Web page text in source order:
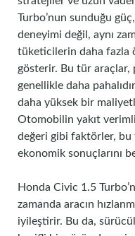
Turbo’nun sunduğu
deneyimi değil, aynı
tüketicilerin daha fazla
gösterir. Bu tür araçlar,
genellikle daha
daha yüksek bir
Otomobilin yakıt
değeri gibi faktörler,
ekonomik sonuçlarını
Honda Civic 1.5
zamanda aracın
iyileştirir. Bu da,